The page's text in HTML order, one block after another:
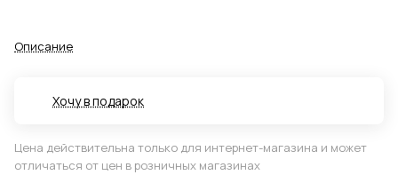
Описание
Хочу в подарок
Цена действительна только для интернет-магазина и может
отличаться от цен в розничных магазинах